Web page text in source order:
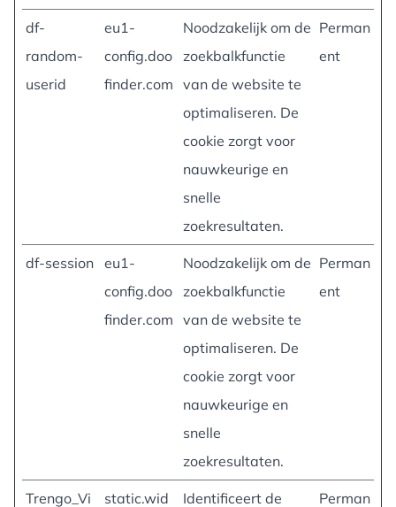
df-
random-
userid
eu1-
config.doo
finder.com
Noodzakelijk om de
zoekbalkfunctie
van de website te
optimaliseren. De
cookie zorgt voor
nauwkeurige en
snelle
zoekresultaten.
Perman
ent
df-session eu1-
config.doo
finder.com
Noodzakelijk om de
zoekbalkfunctie
van de website te
optimaliseren. De
cookie zorgt voor
nauwkeurige en
snelle
zoekresultaten.
Perman
ent
Trengo_Vi
static.wid
Identificeert de
Perman